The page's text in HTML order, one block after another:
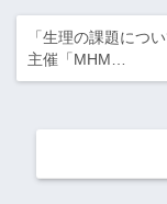
「生理の課題につ
主催「MHM…